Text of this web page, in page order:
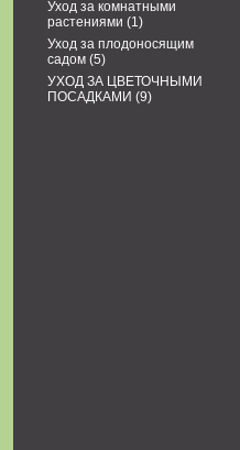
Уход за комнатными
растениями (1)
Уход за плодоносящим
садом (5)
УХОД ЗА ЦВЕТОЧНЫМИ
ПОСАДКАМИ (9)